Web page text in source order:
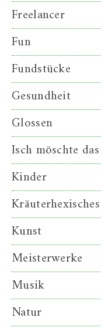
Freelancer
Fun
Fundstücke
Gesundheit
Glossen
Isch möschte das
Kinder
Kräuterhexisches
Kunst
Meisterwerke
Musik
Natur